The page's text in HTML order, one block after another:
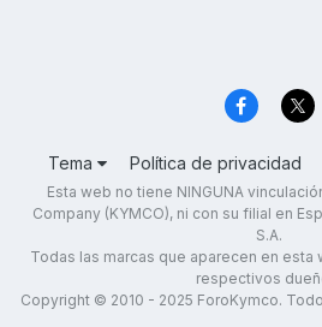
Tema Política de privacidad
Esta web no tiene NINGUNA
Company (KYMCO), ni con su filial en
S.A.
Todas las marcas que aparecen en
respectivos
Copyright © 2010 - 2025 ForoKymco.